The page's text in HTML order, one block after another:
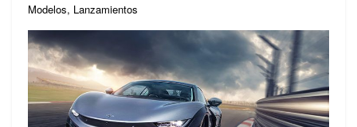
Modelos, Lanzamientos